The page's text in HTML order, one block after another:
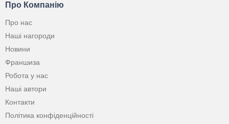
Про Компанію
Про нас
Наші нагороди
Новини
Франшиза
Робота у нас
Наші автори
Контакти
Політика конфіденційності